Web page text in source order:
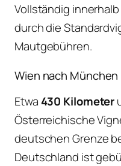
Vollständig
durch die
Mautgebühren.
Wien nach
Etwa 430 Kilometer
Österreichische
deutschen Grenze
Deutschland ist